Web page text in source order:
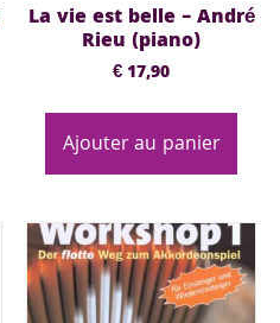
La vie est belle – André
Rieu (piano)
€17,90
Ajouter au panier